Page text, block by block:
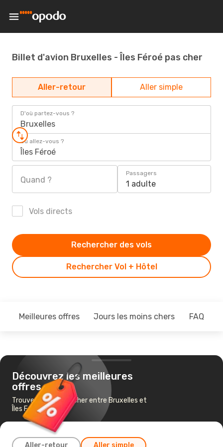
Billet d'avion Bruxelles - Îles Féroé pas cher
Aller-retour Aller simple
D'où partez-vous ?
Bruxelles
Où allez-vous ?
Îles Féroé
Quand ?
Passagers
1 adulte
Vols directs
Rechercher Vol + Hôtel
Rechercher des vols
Meilleures offres Jours les moins chers FAQ
Découvrez les meilleures
offres
Trouvez un vol pas cher entre Bruxelles et
Îles Féroé
Aller-retour Aller simple